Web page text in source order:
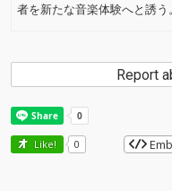
者を新たな音楽体験へと誘う。
Report
Like! 0